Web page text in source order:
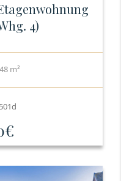
4)
48